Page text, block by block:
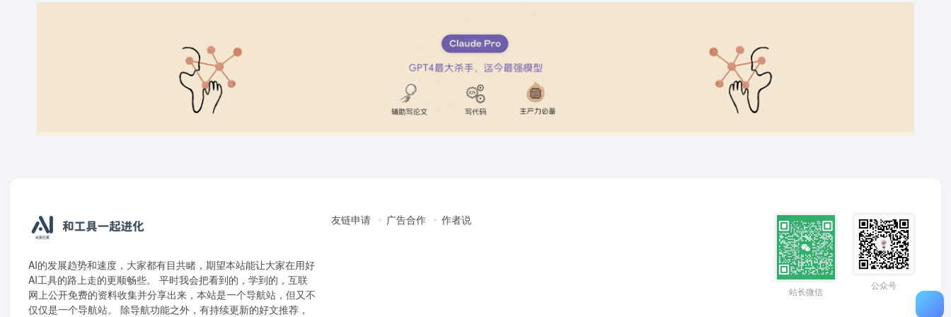
AI的发展趋势和速度，大家都有目共睹，期望本站能让大家在用好
AI工具的路上走的更顺畅些。 平时我会把看到的，学到的，互联
网上公开免费的资料收集并分享出来，本站是一个导航站，但又不
仅仅是一个导航站。 除导航功能之外，有持续更新的好文推荐，
友链申请 广告合作 作者说
站长微信
公众号